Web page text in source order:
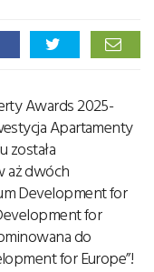
Awards 2025-
Apartamenty
została
aż dwóch
Development for
for
do
for Europe”!